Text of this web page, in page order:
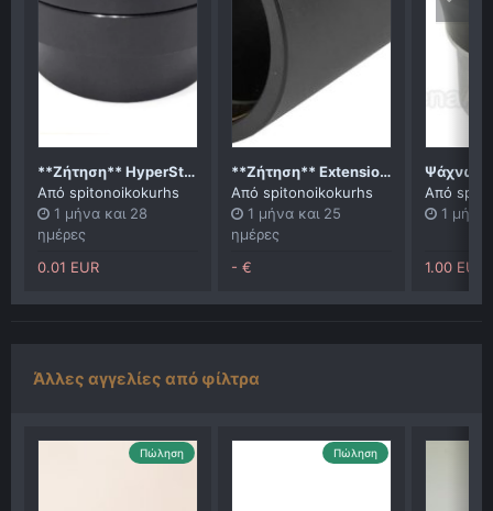
**Ζήτηση** HyperStar συμβατό με SC8
Από spitonoikokurhs
1 μήνα και 28
ημέρες
0.01 EUR
**Ζήτηση** Extension tube 2"
Από spitonoikokurhs
1 μήνα και 25
ημέρες
- €
Από
1 μήνα
1.00 EUR
Άλλες αγγελίες από φίλτρα
Πώληση Πώληση